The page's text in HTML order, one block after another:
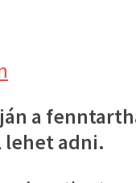
a
lehet adni.